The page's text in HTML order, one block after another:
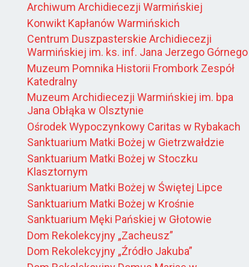
Archiwum Archidiecezji Warmińskiej
Konwikt Kapłanów Warmińskich
Centrum Duszpasterskie Archidiecezji
Warmińskiej im. ks. inf. Jana Jerzego Górnego
Muzeum Pomnika Historii Frombork Zespół
Katedralny
Muzeum Archidiecezji Warmińskiej im. bpa
Jana Obłąka w Olsztynie
Ośrodek Wypoczynkowy Caritas w Rybakach
Sanktuarium Matki Bożej w Gietrzwałdzie
Sanktuarium Matki Bożej w Stoczku
Klasztornym
Sanktuarium Matki Bożej w Świętej Lipce
Sanktuarium Matki Bożej w Krośnie
Sanktuarium Męki Pańskiej w Głotowie
Dom Rekolekcyjny „Zacheusz”
Dom Rekolekcyjny „Źródło Jakuba”